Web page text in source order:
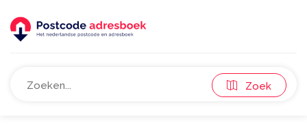
Zoek